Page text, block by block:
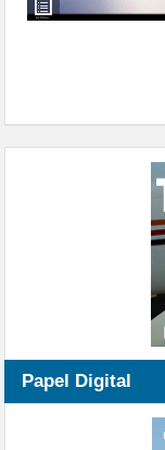
Papel Digital